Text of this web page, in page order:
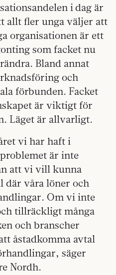
i dag är
allt fler unga väljer att
organisationen är ett
som facket nu
Bland annat
och
förbunden. Facket
är viktigt för
Läget är allvarligt.
vi har haft i
är inte
att vi vill kunna
där våra löner och
Om vi inte
tillräckligt många
och branscher
åstadkomma avtal
säger
Nordh.